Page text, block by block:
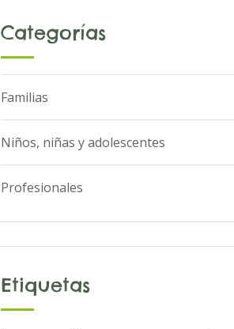
Categorías
Familias
Niños, niñas y adolescentes
Profesionales
Etiquetas